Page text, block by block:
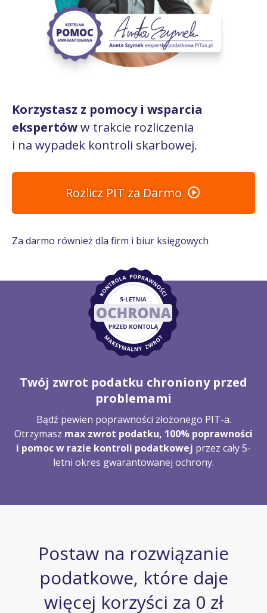
Korzystasz z pomocy i wsparcia
ekspertóww trakcie rozliczenia
i na wypadek kontroli skarbowej.
Rozlicz PIT za Darmo
Za darmo również dla firm i biur księgowych
Twój zwrot podatku chroniony przed
problemami
Bądź pewien poprawności złożonego PIT-a.
Otrzymasz max zwrot podatku, 100% poprawności
i pomoc w razie kontroli podatkowej przez cały 5-
letni okres gwarantowanej ochrony.
Postaw na rozwiązanie
podatkowe, które daje
więcej korzyści za 0 zł